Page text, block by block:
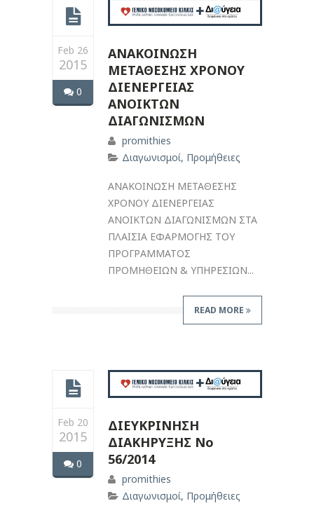
Feb 26
2015
0
ΑΝΑΚΟΙΝΩΣΗ
ΜΕΤΑΘΕΣΗΣ ΧΡΟΝΟΥ
ΔΙΕΝΕΡΓΕΙΑΣ
ΑΝΟΙΚΤΩΝ
ΔΙΑΓΩΝΙΣΜΩΝ
promithies
Διαγωνισμοί, Προμήθειες
ΑΝΑΚΟΙΝΩΣΗ ΜΕΤΑΘΕΣΗΣ
ΧΡΟΝΟΥ ΔΙΕΝΕΡΓΕΙΑΣ
ΑΝΟΙΚΤΩΝ ΔΙΑΓΩΝΙΣΜΩΝ ΣΤΑ
ΠΛΑΙΣΙΑ ΕΦΑΡΜΟΓΗΣ ΤΟΥ
ΠΡΟΓΡΑΜΜΑΤΟΣ
ΠΡΟΜΗΘΕΙΩΝ & ΥΠΗΡΕΣΙΩΝ...
READ MORE
Feb 20
2015
0
ΔΙΕΥΚΡΙΝΗΣΗ
ΔΙΑΚΗΡΥΞΗΣ Νο
56/2014
promithies
Διαγωνισμοί, Προμήθειες